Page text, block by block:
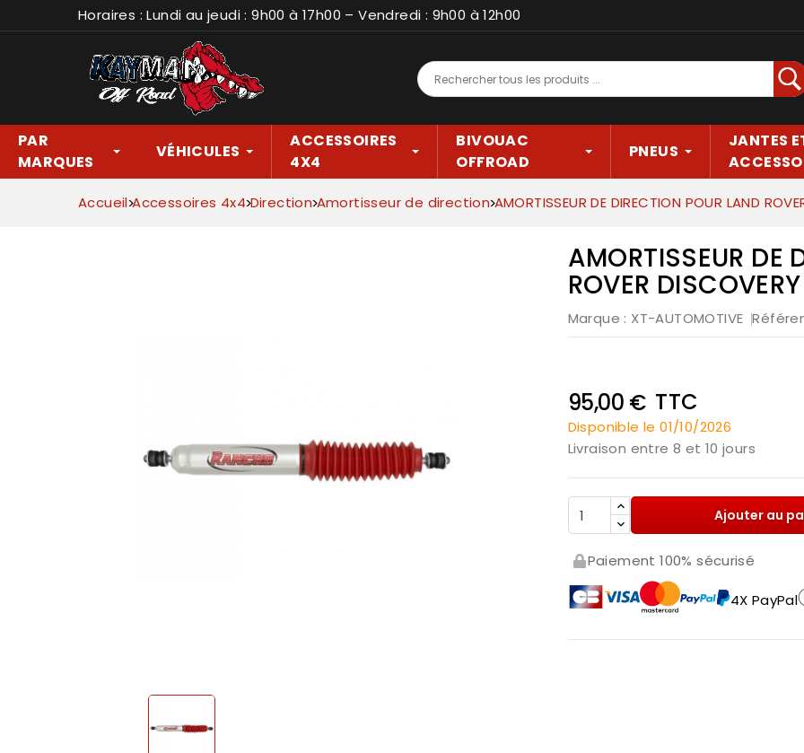
Horaires : Lundi au jeudi : 9h00 à 17h00 – Vendredi : 9h00 à 12h00
PAR
MARQUES
VÉHICULES
ACCESSOIRES
4X4
BIVOUAC
OFFROAD
PNEUS
JANTES
Accueil Accessoires 4x4 Direction Amortisseur de direction AMORTISSEUR DE DIRECTION POUR LAND
AMORTISSEUR DE
ROVER DISCOVERY
Marque : XT-AUTOMOTIVE
95,00 € TTC
Disponible le 01/10/2026
Livraison entre 8 et 10 jours
Ajouter au
Paiement 100% sécurisé
4X PayPal